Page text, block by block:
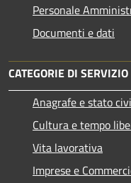
Personale
Documenti e dati
CATEGORIE DI SERVIZIO
Anagrafe e stato
Cultura e tempo
Vita lavorativa
Imprese e